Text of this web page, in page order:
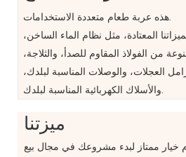
هذه عربة طعام متعددة الاستخدامات.
المعتادة، مثل نظام الماء الساخن،
من الفولاذ المقاوم للصدأ، والثلاجة،
العجلات، والوصلات المناسبة لبلدك،
والأسلاك الكهربائية المناسبة لبلدك.
ميزتنا
خيار ممتاز لبدء مشروعك في مجال بيع